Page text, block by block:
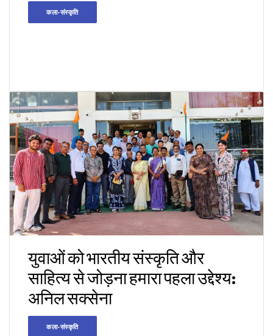
कला-संस्कृति
युवाओं को भारतीय संस्कृति और
साहित्य से जोड़ना हमारा पहला उद्देश्य:
अनिल सक्सेना
कला-संस्कृति